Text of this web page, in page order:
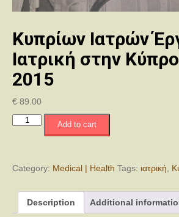
Κυπρίων Ιατρών
Ιατρική στην
2015
€ 89.00
Κυπρίων
Ιατρική
Κύπρο
1950-
Add to cart
Category: Medical | Health Tags: ιατρική
Description Additional